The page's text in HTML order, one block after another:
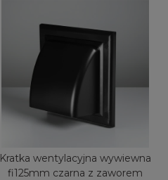
Kratka wentylacyjna wywiewna
fi125mm czarna z zaworem